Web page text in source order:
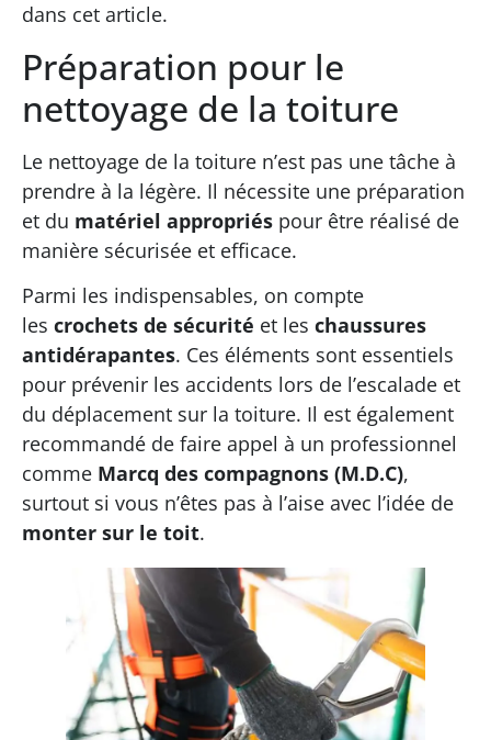
dans cet article.
Préparation pour le
nettoyage de la toiture
Le nettoyage de la toiture n’est pas une tâche à
prendre à la légère. Il nécessite une préparation
et du matériel appropriés pour être réalisé de
manière sécurisée et efficace.
Parmi les indispensables, on compte
les crochets de sécurité et les chaussures
antidérapantes. Ces éléments sont essentiels
pour prévenir les accidents lors de l’escalade et
du déplacement sur la toiture. Il est également
recommandé de faire appel à un professionnel
comme Marcq des compagnons (M.D.C),
surtout si vous n’êtes pas à l’aise avec l’idée de
monter sur le toit.